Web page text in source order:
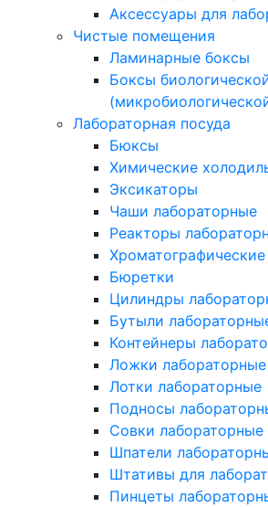
Аксессуары для
Чистые помещения
Ламинарные боксы
Боксы
Лабораторная посуда
Бюксы
Химические
Эксикаторы
Чаши лабораторные
Реакторы
Бюретки
Цилиндры
Бутыли
Контейнеры
Ложки лабораторные
Лотки лабораторные
Подносы
Совки лабораторные
Шпатели
Штативы для
Пинцеты